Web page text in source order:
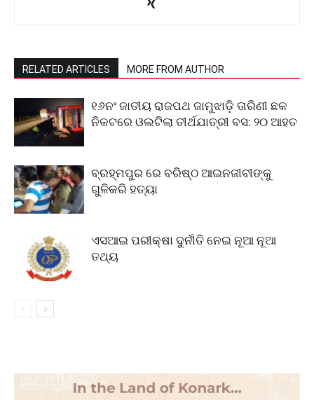
RELATED ARTICLES MORE FROM AUTHOR
୧୬ନଂ ଜାତୀୟ ରାଜପଥ ଜାମୁଝାଡ଼ି ତାରିଣୀ ଛକ
ନିକଟରେ ଓଲଟିଲା ତୀର୍ଥଯାତ୍ରୀ ବସ: ୨୦ ଆହତ
ବ୍ରହ୍ମପୁର ରେ ବରିଷ୍ଠ ଆଇନଜୀବୀଙ୍କୁ
ଗୁଳିକରି ହତ୍ୟା
ଏସଆଇ ପରୀକ୍ଷା ଦୁର୍ନୀତି ନେଇ ନୂଆ ନୂଆ
ତଥ୍ୟ